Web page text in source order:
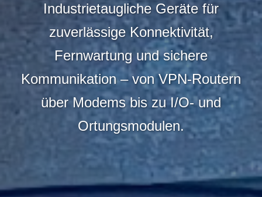
Industrietaugliche Geräte für
zuverlässige Konnektivität,
Fernwartung und sichere
Kommunikation – von VPN-Routern
über Modems bis zu I/O- und
Ortungsmodulen.